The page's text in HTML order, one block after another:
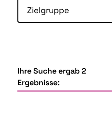
Zielgruppe
Ihre Suche ergab 2
Ergebnisse: